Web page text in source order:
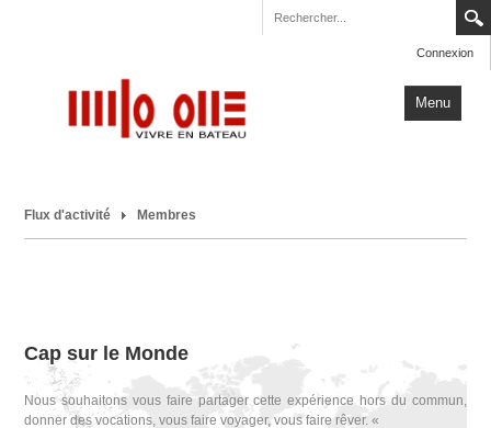
Connexion
Menu
Carnets de Voyage
Flux d'activité Membres
Cap sur le Monde
Nous souhaitons vous faire partager cette expérience hors du commun,
donner des vocations, vous faire voyager, vous faire rêver. «